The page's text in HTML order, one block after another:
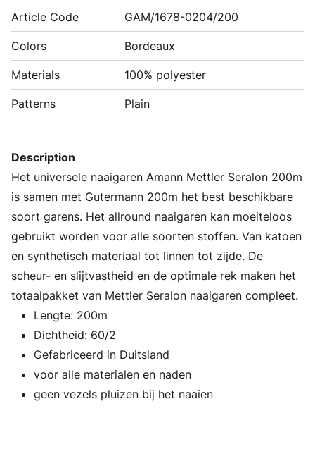
Article Code GAM/1678-0204/200
Colors Bordeaux
Materials 100% polyester
Patterns Plain
Description
Het universele naaigaren Amann Mettler Seralon 200m
is samen met Gutermann 200m het best beschikbare
soort garens. Het allround naaigaren kan moeiteloos
gebruikt worden voor alle soorten stoffen. Van katoen
en synthetisch materiaal tot linnen tot zijde. De
scheur- en slijtvastheid en de optimale rek maken het
totaalpakket van Mettler Seralon naaigaren compleet.
Lengte: 200m
Dichtheid: 60/2
Gefabriceerd in Duitsland
voor alle materialen en naden
geen vezels pluizen bij het naaien